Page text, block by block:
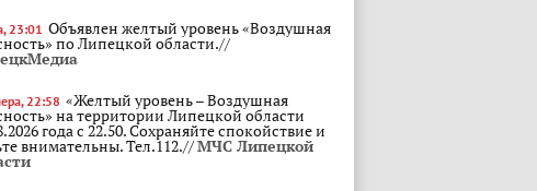
23:01 Объявлен желтый уровень «Воздушная
по Липецкой области.//
22:58 «Желтый уровень – Воздушная
на территории Липецкой области
года с 22.50. Сохраняйте спокойствие и
внимательны. Тел.112.//МЧС Липецкой